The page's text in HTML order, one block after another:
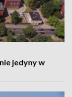
jedyny w